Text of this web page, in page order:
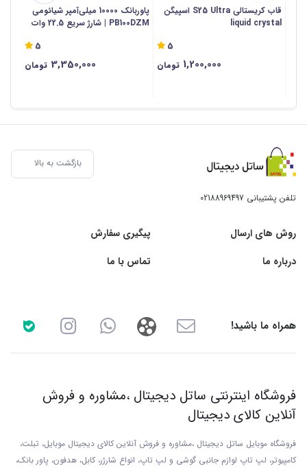
قاب کریستالی S25 Ultra اسپیگن
liquid crystal
5
1,200,000 تومان
پاوربانک 10000 میلی‌آمپر شیائومی
PB100DZM | شارژ سریع 22.5 وات
5
3,350,000 تومان
بازگشت به بالا
تلفن پشتیبانی 02188969497
روش های ارسال
پیگیری سفارش
درباره ما
تماس با ما
همراه ما باشید!
فروشگاه اینترنتی ساتل دیجیتال ،مشاوره و فروش
آنلاین کالای دیجیتال
فروشگاه موبایل ساتل دیجیتال ،مشاوره و فروش آنلاین کالای دیجیتال موبایل، تبلت،
کامپیوتر، لپ تاپ لوازم جانبی گوشی و لپ تاپ، انواع شارژر، کابل، هدفون، پاور بانک،